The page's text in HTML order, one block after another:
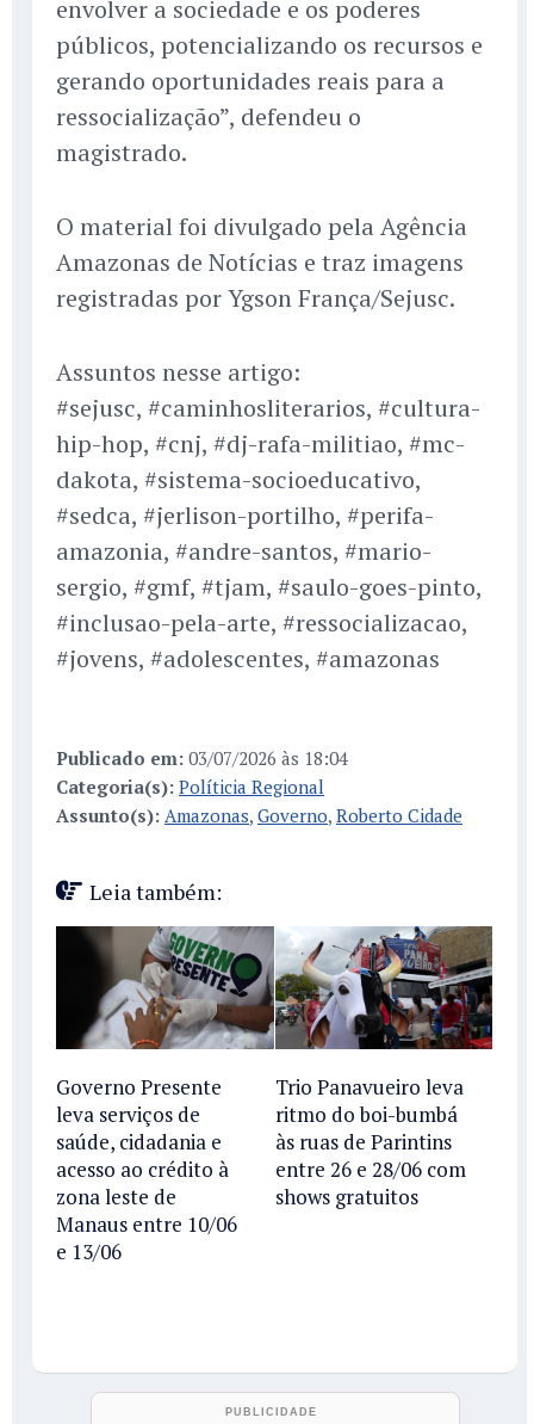
envolver a sociedade e os poderes
públicos, potencializando os recursos e
gerando oportunidades reais para a
ressocialização”, defendeu o
magistrado.
O material foi divulgado pela Agência
Amazonas de Notícias e traz imagens
registradas por Ygson França/Sejusc.
Assuntos nesse artigo:
#sejusc, #caminhosliterarios, #cultura-
hip-hop, #cnj, #dj-rafa-militiao, #mc-
dakota, #sistema-socioeducativo,
#sedca, #jerlison-portilho, #perifa-
amazonia, #andre-santos, #mario-
sergio, #gmf, #tjam, #saulo-goes-pinto,
#inclusao-pela-arte, #ressocializacao,
#jovens, #adolescentes, #amazonas
Publicado em: 03/07/2026 às 18:04
Categoria(s): Políticia Regional
Assunto(s): Amazonas, Governo, Roberto Cidade
Leia também:
Governo Presente
leva serviços de
saúde, cidadania e
acesso ao crédito à
zona leste de
Manaus entre 10/06
e 13/06
Trio Panavueiro leva
ritmo do boi-bumbá
às ruas de Parintins
entre 26 e 28/06 com
shows gratuitos